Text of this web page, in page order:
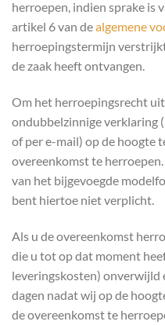
herroepen, indien sprake is
artikel 6 van dealgemene
herroepingstermijn
de zaak heeft ontvangen.
Om het herroepingsrecht
ondubbelzinnige verklaring
of per e-mail) op de hoogte
overeenkomst te
van het bijgevoegde
bent hiertoe niet verplicht.
Als u de overeenkomst
die u tot op dat moment
leveringskosten) onverwijld
dagen nadat wij op de
de overeenkomst te